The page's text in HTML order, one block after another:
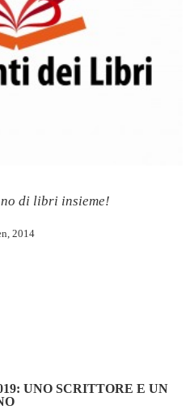
di libri insieme!
2014
UNO SCRITTORE E UN